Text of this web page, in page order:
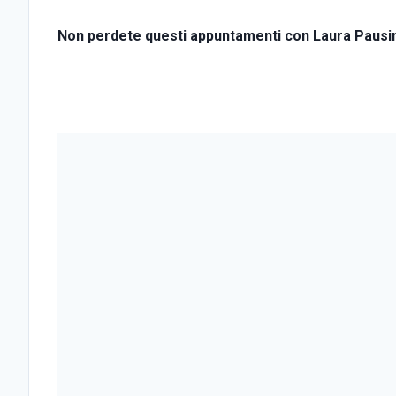
Non perdete questi appuntamenti con Laura